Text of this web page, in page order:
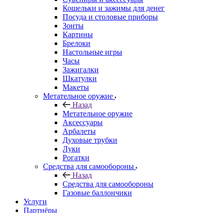
Кошельки и зажимы для денег
Посуда и столовые приборы
Зонты
Картины
Брелоки
Настольные игры
Часы
Зажигалки
Шкатулки
Макеты
Метательное оружие
Назад
Метательное оружие
Аксессуары
Арбалеты
Духовые трубки
Луки
Рогатки
Средства для самообороны
Назад
Средства для самообороны
Газовые баллончики
Услуги
Партнёры